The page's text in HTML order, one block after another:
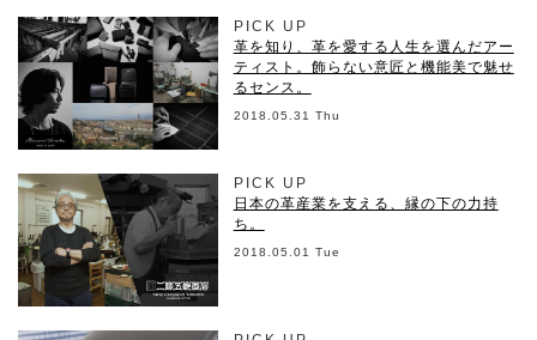
PICK UP
革を知り、革を愛する人生を選んだアー
ティスト。飾らない意匠と機能美で魅せ
るセンス。
2018.05.31 Thu
PICK UP
日本の革産業を支える、縁の下の力持
ち。
2018.05.01 Tue